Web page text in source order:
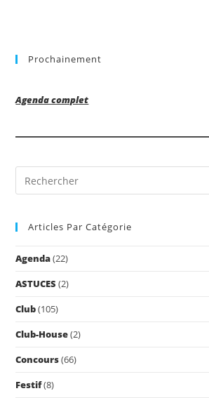
Prochainement
Agenda complet
Articles Par Catégorie
Agenda(22)
ASTUCES (2)
Club(105)
Club-House(2)
Concours(66)
Festif(8)